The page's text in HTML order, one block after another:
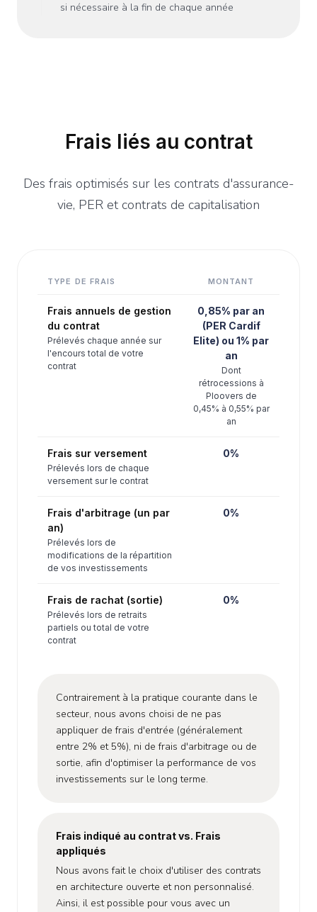
si nécessaire à la fin de chaque année
Frais liés au contrat
Des frais optimisés sur les contrats d'assurance-
vie, PER et contrats de capitalisation
TYPE DE FRAIS MONTANT
Frais annuels de gestion
du contrat
Prélevés chaque année sur
l'encours total de votre
contrat
0,85% par an
(PER Cardif
Elite) ou 1% par
an
Dont
rétrocessions à
Ploovers de
0,45% à 0,55% par
an
Frais sur versement
Prélevés lors de chaque
versement sur le contrat
0%
Frais d'arbitrage (un par
an)
Prélevés lors de
modifications de la répartition
de vos investissements
0%
Frais de rachat (sortie)
Prélevés lors de retraits
partiels ou total de votre
contrat
0%
Contrairement à la pratique courante dans le
secteur, nous avons choisi de ne pas
appliquer de frais d'entrée (généralement
entre 2% et 5%), ni de frais d'arbitrage ou de
sortie, afin d'optimiser la performance de vos
investissements sur le long terme.
Frais indiqué au contrat vs. Frais
appliqués
Nous avons fait le choix d'utiliser des contrats
en architecture ouverte et non personnalisé.
Ainsi, il est possible pour vous avec un